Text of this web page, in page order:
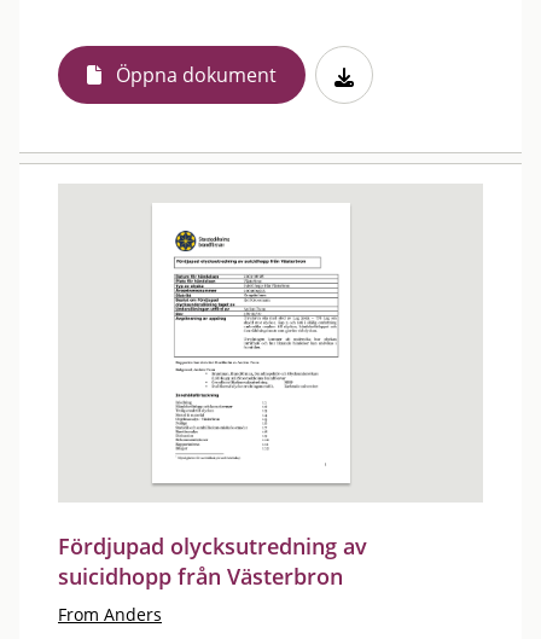
Öppna dokument
Fördjupad olycksutredning av
suicidhopp från Västerbron
From Anders